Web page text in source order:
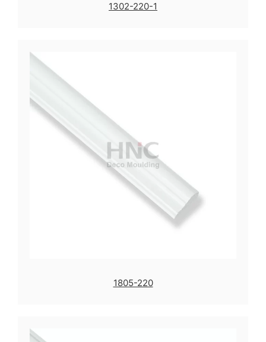
1302-220-1
1805-220